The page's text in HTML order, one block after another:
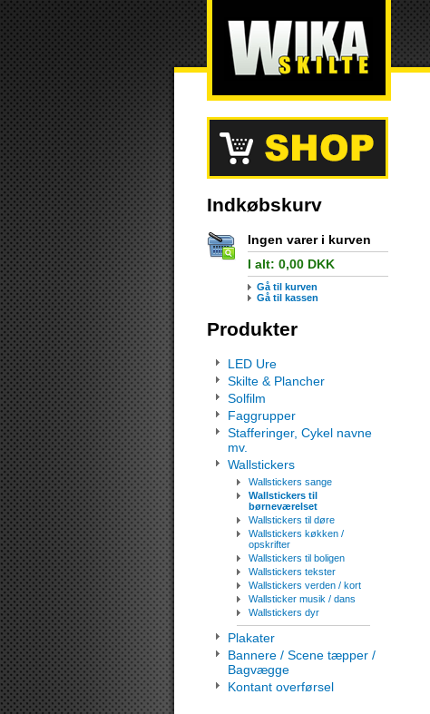
Indkøbskurv
Ingen varer i kurven
I alt: 0,00 DKK
Gå til kurven
Gå til kassen
Produkter
LED Ure
Skilte & Plancher
Solfilm
Faggrupper
Stafferinger, Cykel navne
mv.
Wallstickers
Wallstickers sange
Wallstickers til
børneværelset
Wallstickers til døre
Wallstickers køkken /
opskrifter
Wallstickers til boligen
Wallstickers tekster
Wallstickers verden / kort
Wallsticker musik / dans
Wallstickers dyr
Plakater
Bannere / Scene tæpper /
Bagvægge
Kontant overførsel